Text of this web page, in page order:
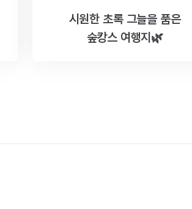
시원한 초록 그늘을 품은
숲캉스 여행지🌿